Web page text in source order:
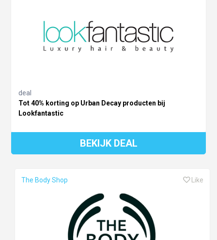
deal
Tot 40% korting op Urban Decay producten bij
Lookfantastic
BEKIJK DEAL
The Body Shop Like